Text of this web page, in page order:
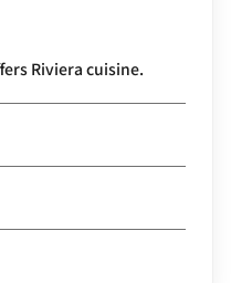
Riviera cuisine.